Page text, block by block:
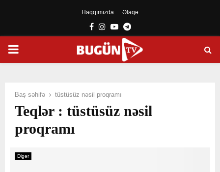
Haqqımızda Əlaqə
Facebook
Instagram
YoutubeTelegram
PRIMARY
Baş səhifə tüstüsüz nəsil proqramı
Teqlər : tüstüsüz nəsil
proqramı
Digər